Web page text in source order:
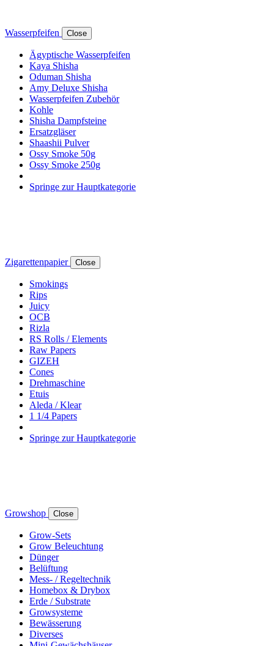
Wasserpfeifen Close
Ägyptische Wasserpfeifen
Kaya Shisha
Oduman Shisha
Amy Deluxe Shisha
Wasserpfeifen Zubehör
Kohle
Shisha Dampfsteine
Ersatzgläser
Shaashii Pulver
Ossy Smoke 50g
Ossy Smoke 250g
Springe zur Hauptkategorie
Zigarettenpapier Close
Smokings
Rips
Juicy
OCB
Rizla
RS Rolls / Elements
Raw Papers
GIZEH
Cones
Drehmaschine
Etuis
Aleda / Klear
1 1/4 Papers
Springe zur Hauptkategorie
Growshop Close
Grow-Sets
Grow Beleuchtung
Dünger
Belüftung
Mess- / Regeltechnik
Homebox & Drybox
Erde / Substrate
Growsysteme
Bewässerung
Diverses